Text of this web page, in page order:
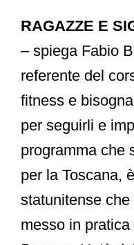
RAGAZZE E
– spiega Fabio
referente del
fitness e
per seguirli e
programma che
per la Toscana,
statunitense
messo in